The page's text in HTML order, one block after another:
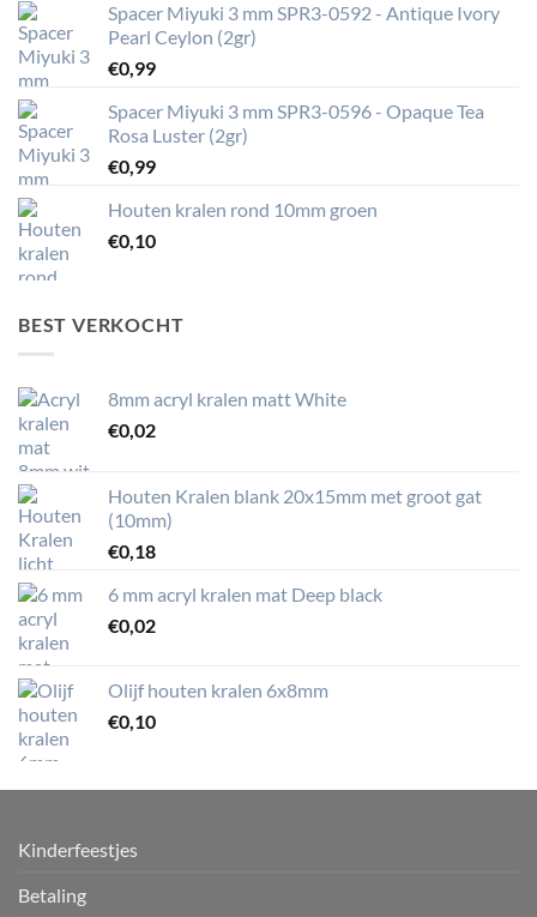
Spacer Miyuki 3 mm SPR3-0592 - Antique Ivory
Pearl Ceylon (2gr)
€0,99
Spacer Miyuki 3 mm SPR3-0596 - Opaque Tea
Rosa Luster (2gr)
€0,99
Houten kralen rond 10mm groen
€0,10
BEST VERKOCHT
8mm acryl kralen matt White
€0,02
Houten Kralen blank 20x15mm met groot gat
(10mm)
€0,18
6 mm acryl kralen mat Deep black
€0,02
Olijf houten kralen 6x8mm
€0,10
Kinderfeestjes
Betaling